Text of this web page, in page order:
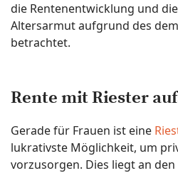
die Rentenentwicklung und
Altersarmut aufgrund des
betrachtet.
Rente mit Riester
Gerade für Frauen ist eine
lukrativste Möglichkeit, um
vorzusorgen. Dies liegt an